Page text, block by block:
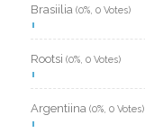
Brasiilia (0%, 0 Votes)
Rootsi (0%, 0 Votes)
Argentiina (0%, 0 Votes)